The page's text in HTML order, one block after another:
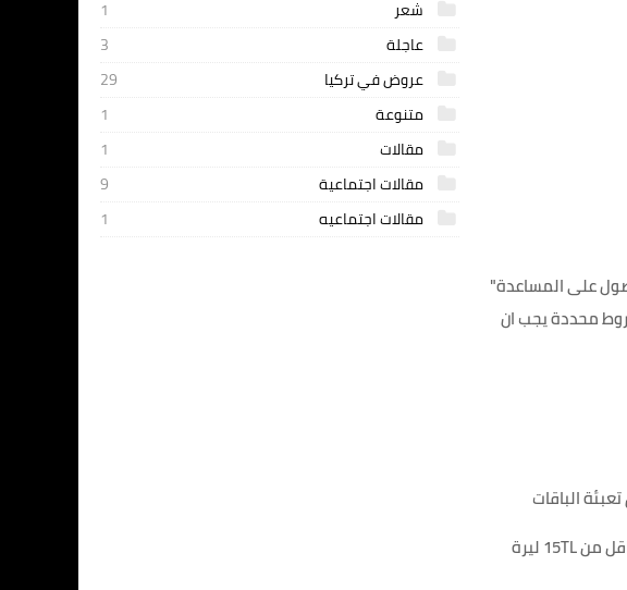
على المساعدة"
محددة يجب ان
لا يمكن للاشخاص الذين يوجد عليهم دفع متراكم اكثر 50 TL الحصول على الباقة يجب ان يكون الدفع المستحق اقل من 15TL ليرة
شعر
1
عاجلة
3
عروض في تركيا
29
متنوعة
1
مقالات
1
مقالات اجتماعية
9
مقالات اجتماعيه
1